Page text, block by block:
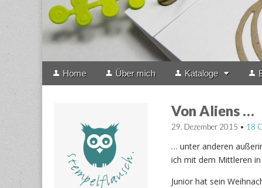
Main
Skip
Home Über mich Kataloge
Von Aliens …
29. Dezember 2015 • 18
… unter anderen
ich mit dem Mittleren
Junior hat sein